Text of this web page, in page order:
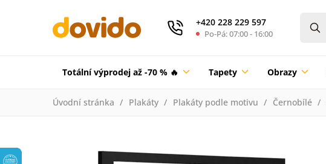
+420 228 229 597
Po-Pá: 07:00 - 16:00
Totální výprodej až -70 % 🔥 Tapety Obrazy
Úvodní stránka Plakáty Plakáty podle motivu Černobílé